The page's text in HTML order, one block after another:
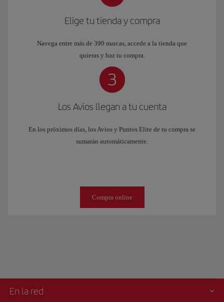
Elige tu tienda y compra
Navega entre más de 390 marcas, accede a la tienda que
quieras y haz tu compra.
Los Avios llegan a tu cuenta
En los próximos días, los Avios y Puntos Elite de tu compra se
sumarán automáticamente.
Compra online
En la red